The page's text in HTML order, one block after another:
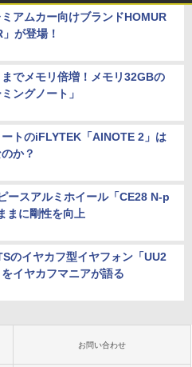
アムカー向けブランドHOMUR
が登場！
でメモリ倍増！メモリ32GBの
ングノート」
トのiFLYTEK「AINOTE 2」は
か？
ースアルミホイール「CE28 N-p
まに剛性を向上
のイヤカフ型イヤフォン「UU2
イヤカフマニアが語る
お問い合わせ